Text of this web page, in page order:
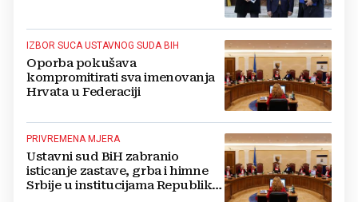
IZBOR SUCA USTAVNOG SUDA BIH
Oporba pokušava
kompromitirati sva imenovanja
Hrvata u Federaciji
PRIVREMENA MJERA
Ustavni sud BiH zabranio
isticanje zastave, grba i himne
Srbije u institucijama Republike